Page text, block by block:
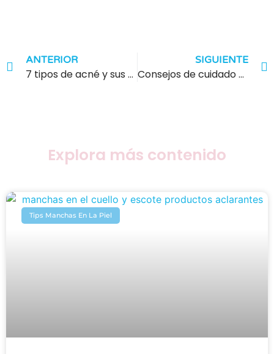
ANTERIOR
7 tipos de acné y sus características
SIGUIENTE
Consejos de cuidado para la PIEL MIXTA a GRASA
Explora más contenido
Tips Manchas En La Piel